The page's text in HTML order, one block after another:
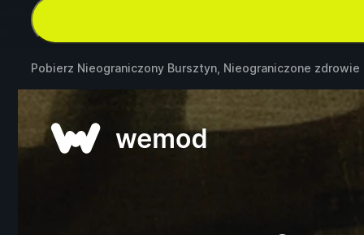
Pobierz Nieograniczony Bursztyn, Nieograniczone